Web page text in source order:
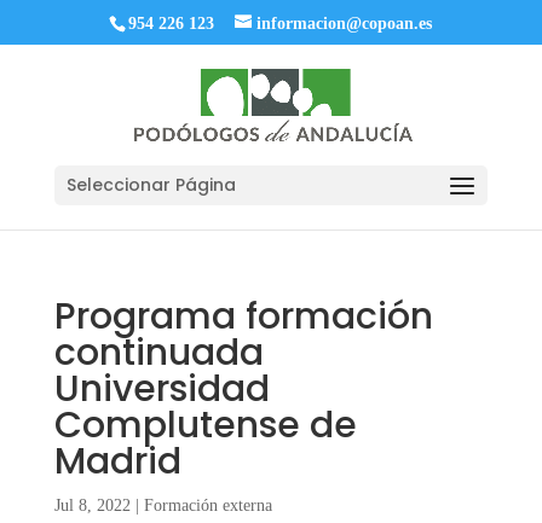
954 226 123 informacion@copoan.es
Seleccionar Página
Programa formación
continuada
Universidad
Complutense de
Madrid
Jul 8, 2022| Formación externa